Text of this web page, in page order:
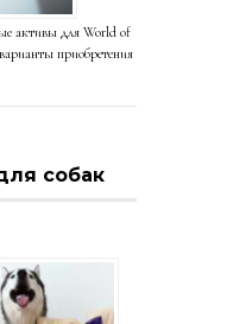
активы для World of
приобретения
собак